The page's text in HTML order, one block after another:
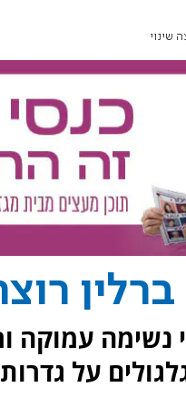
שינוי
נשימה עמוקה
על